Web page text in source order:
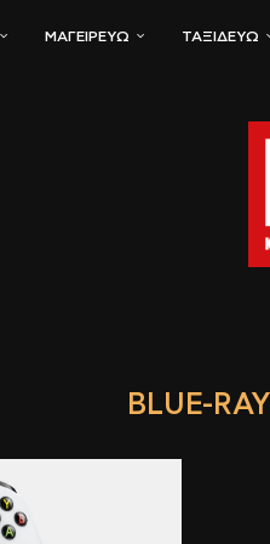
ΜΑΓΕΙΡΕΎΩ ΤΑΞΙΔΕΎΩ
BLUE-RAY